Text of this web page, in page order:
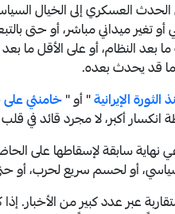
الحدث العسكري إلى الخيال
تغير ميداني مباشر، أو حتى
بعد النظام، أو على الأقل ما
قد يحدث بعده.
الإيرانية" أو "خامنئي
أكبر، لا مجرد قائد في
نهاية سابقة لإسقاطها على
أو لحسم سريع لحرب، أو
عبر عدد كبير من الأخبار.